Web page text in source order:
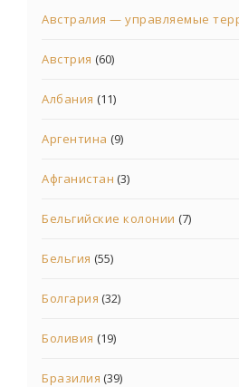
Австралия — управляемые
Австрия (60)
Албания (11)
Аргентина (9)
Афганистан (3)
Бельгийские колонии (7)
Бельгия (55)
Болгария (32)
Боливия (19)
Бразилия (39)